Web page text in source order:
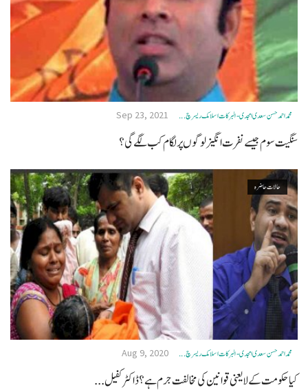
محمد احمد حسن سعدی امجدی - البرکات اسلامک ریسرچ ... Sep 23, 2021
سنگیت سوم جیسے نفرت انگیز لوگوں پر لگام کب لگے گی ؟
حالات حاضرہ
محمد احمد حسن سعدی امجدی - البرکات اسلامک ریسرچ ... Aug 9, 2020
کیا حکومت کے لایعنی قوانین کی مخالفت جرم ہے ؟ ڈاکٹر کفیل...